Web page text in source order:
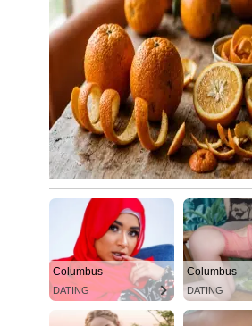
Columbus
DATING
Columbus
DATING